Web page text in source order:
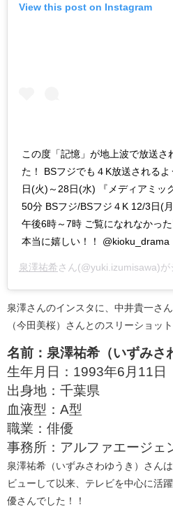
View this post on Instagram
この度「記憶」が地上波で放送さ
た！ BSフジでも４K放送される
日(火)～28日(水) 『メディアミッ
50分 BSフジ/BSフジ４K 12/3日(
午後6時～7時 ご覧になれなかっ
本当に嬉しい！！ @kioku_drama
泉澤祐希さん(@yuki.izumisawa)
泉澤さんのインスタに、中井貴一さ
（今田美桜）さんとのスリーショッ
名前：泉澤祐希（いずみさ
生年月日：1993年6月11日
出身地：千葉県
血液型：A型
職業：俳優
事務所：アルファエージェ
泉澤祐希（いずみさわゆうき）さん
ビューして以来、テレビを中心に活
優さんでした！！